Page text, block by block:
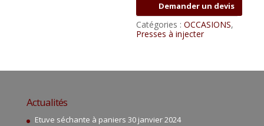
Demander un devis
Catégories :OCCASIONS,
Presses à injecter
Actualités
Etuve séchante à paniers 30 janvier 2024